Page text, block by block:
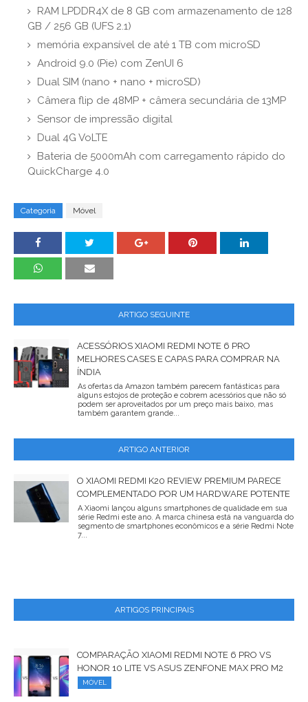
RAM LPDDR4X de 8 GB com armazenamento de 128
GB / 256 GB (UFS 2.1)
memória expansível de até 1 TB com microSD
Android 9.0 (Pie) com ZenUI 6
Dual SIM (nano + nano + microSD)
Câmera flip de 48MP + câmera secundária de 13MP
Sensor de impressão digital
Dual 4G VoLTE
Bateria de 5000mAh com carregamento rápido do
QuickCharge 4.0
Categoria Móvel
ARTIGO SEGUINTE
ACESSÓRIOS XIAOMI REDMI NOTE 6 PRO
MELHORES CASES E CAPAS PARA COMPRAR NA
ÍNDIA
As ofertas da Amazon também parecem fantásticas para
alguns estojos de proteção e cobrem acessórios que não só
podem ser aproveitados por um preço mais baixo, mas
também garantem grande...
ARTIGO ANTERIOR
O XIAOMI REDMI K20 REVIEW PREMIUM PARECE
COMPLEMENTADO POR UM HARDWARE POTENTE
A Xiaomi lançou alguns smartphones de qualidade em sua
série Redmi este ano. A marca chinesa está na vanguarda do
segmento de smartphones econômicos e a série Redmi Note
7...
ARTIGOS PRINCIPAIS
COMPARAÇÃO XIAOMI REDMI NOTE 6 PRO VS
HONOR 10 LITE VS ASUS ZENFONE MAX PRO M2
MÓVEL